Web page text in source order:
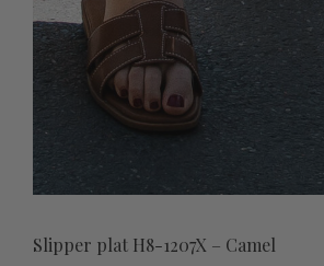
Slipper plat H8-1207X – Camel